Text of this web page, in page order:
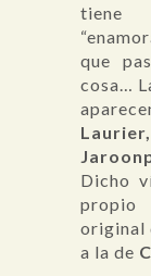
tiene
que
cosa…
Dicho
propio
original
a la de